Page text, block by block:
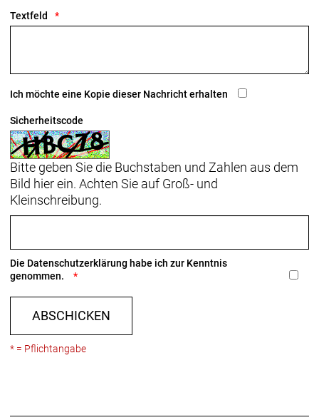
Sattel: Verse Short Pro, Carbonstreben, 145 mm
Sattelstütze: KVF Aero-Carbonsattelstütze, 20 mm
Versatz, 320 mm Länge
Räder: Bontrager Aeolus RSL 51, OCLV Carbon,
Tubeless Ready, 51 mm Profilhöhe, 100 x 12 mm-
Steckachse
Bontrager Aeolus RSL 51, OCLV Carbon, Tubeless
Ready, 51 mm Profilhöhe, 11/12fach-Freilaufnabe
von Shimano, 142 x 12 mm-Steckachse
Textfeld
Ich möchte eine Kopie dieser Nachricht erhalten
Sicherheitscode
Bitte geben Sie die Buchstaben und Zahlen aus dem
Bild hier ein. Achten Sie auf Groß- und
Kleinschreibung.
Die Datenschutzerklärung habe ich zur Kenntnis
genommen.
ABSCHICKEN
* = Pflichtangabe